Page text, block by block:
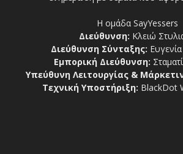
Η ομάδα SayYessers
Διεύθυνση: Κλειώ
Διεύθυνση Σύνταξης:
Εμπορική Διεύθυνση:
Υπεύθυνη Λειτουργίας &
Τεχνική Υποστήριξη: BlackDot